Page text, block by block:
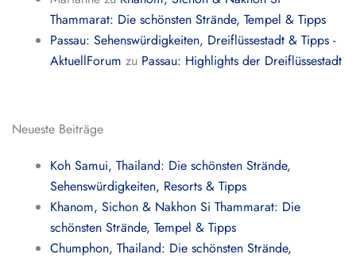
Thammarat: Die schönsten Strände, Tempel & Tipps
Passau: Sehenswürdigkeiten, Dreiflüssestadt & Tipps -
AktuellForum zu Passau: Highlights der Dreiflüssestadt
Neueste Beiträge
Koh Samui, Thailand: Die schönsten Strände,
Sehenswürdigkeiten, Resorts & Tipps
Khanom, Sichon & Nakhon Si Thammarat: Die
schönsten Strände, Tempel & Tipps
Chumphon, Thailand: Die schönsten Strände,